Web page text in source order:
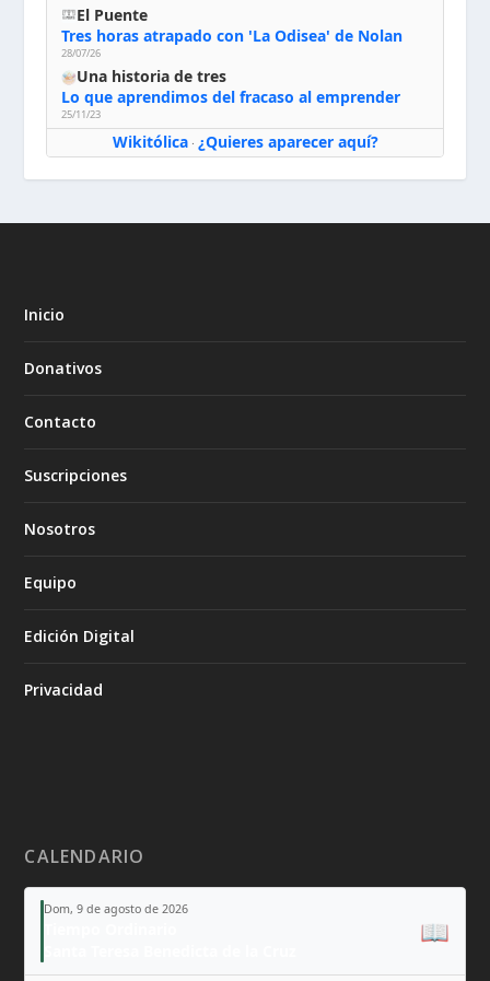
El Puente
Tres horas atrapado con 'La Odisea' de Nolan
28/07/26
Una historia de tres
Lo que aprendimos del fracaso al emprender
25/11/23
Wikitólica· ¿Quieres aparecer aquí?
Inicio
Donativos
Contacto
Suscripciones
Nosotros
Equipo
Edición Digital
Privacidad
CALENDARIO
Dom, 9 de agosto de 2026
📖